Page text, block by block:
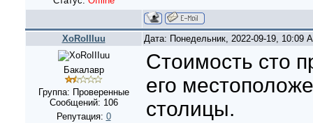
XoRoIIIuu Дата: Понедельник, 2022-09-19, 10:09
Бакалавр
Группа: Проверенные
Сообщений: 106
Репутация: 0
Стоимость сто
его
столицы.